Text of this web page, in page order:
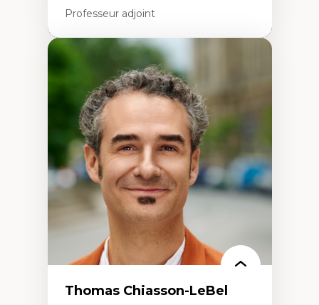
Professeur adjoint
Économie circulaire
Modèles d’affaires durables
Histoire des faits économiques
Gestion durable des ressources naturelles
Écologie industrielle
Aménagement durable du territoire
Développement régional
Coopératives
Télétravail en milieu rural francophone
Transition socio-écologique
Thomas Chiasson-LeBel